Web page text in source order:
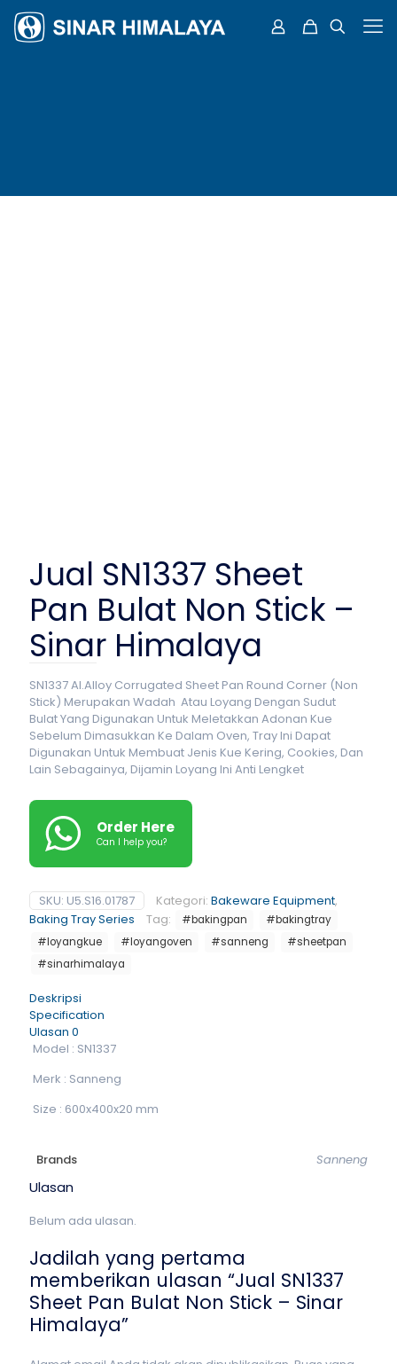
Jual SN1337 Sheet
Pan Bulat Non Stick –
Sinar Himalaya
SN1337 Al.Alloy Corrugated Sheet Pan Round Corner (Non
Stick) Merupakan Wadah Atau Loyang Dengan Sudut
Bulat Yang Digunakan Untuk Meletakkan Adonan Kue
Sebelum Dimasukkan Ke Dalam Oven, Tray Ini Dapat
Digunakan Untuk Membuat Jenis Kue Kering, Cookies, Dan
Lain Sebagainya, Dijamin Loyang Ini Anti Lengket
Order Here
Can I help you?
SKU: U5.S16.01787 Kategori: Bakeware Equipment,
Baking Tray Series
Tag: #bakingpan
#bakingtray
#loyangkue
#loyangoven #sanneng
#sheetpan
#sinarhimalaya
Deskripsi
Specification
Ulasan 0
Model : SN1337
Merk : Sanneng
Size : 600x400x20 mm
Brands Sanneng
Ulasan
Belum ada ulasan.
Jadilah yang pertama
memberikan ulasan “Jual SN1337
Sheet Pan Bulat Non Stick – Sinar
Himalaya”